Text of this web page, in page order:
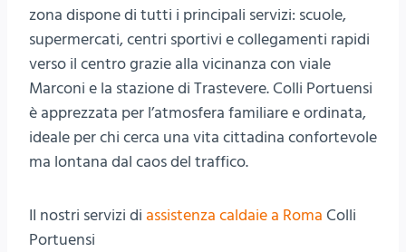
zona dispone di tutti i principali servizi: scuole,
supermercati, centri sportivi e collegamenti rapidi
verso il centro grazie alla vicinanza con viale
Marconi e la stazione di Trastevere. Colli Portuensi
è apprezzata per l’atmosfera familiare e ordinata,
ideale per chi cerca una vita cittadina confortevole
ma lontana dal caos del traffico.
II nostri servizi di assistenza caldaie a Roma Colli
Portuensi